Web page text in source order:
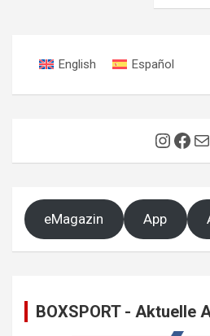
English Español
E-
eMagazin App
BOXSPORT - Aktuelle